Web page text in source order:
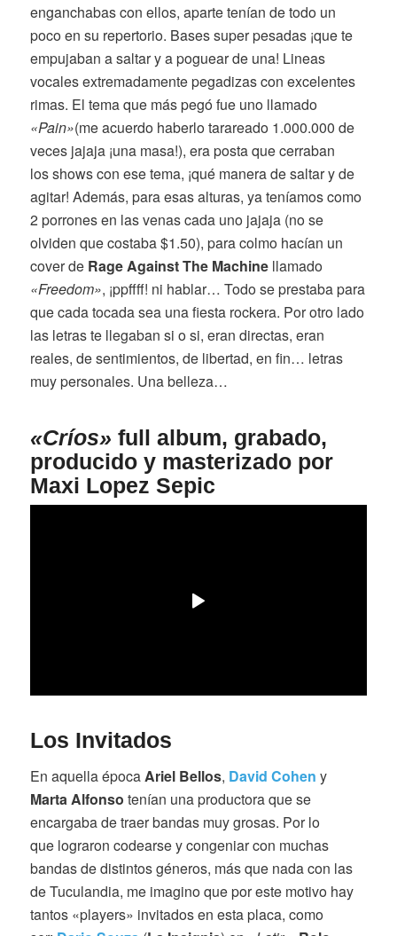
enganchabas con ellos, aparte tenían de todo un
poco en su repertorio. Bases super pesadas ¡que te
empujaban a saltar y a poguear de una! Lineas
vocales extremadamente pegadizas con excelentes
rimas. El tema que más pegó fue uno llamado
«Pain»(me acuerdo haberlo tarareado 1.000.000 de
veces jajaja ¡una masa!), era posta que cerraban
los shows con ese tema, ¡qué manera de saltar y de
agitar! Además, para esas alturas, ya teníamos como
2 porrones en las venas cada uno jajaja (no se
olviden que costaba $1.50), para colmo hacían un
cover de Rage Against The Machinellamado
«Freedom», ¡ppffff! ni hablar… Todo se prestaba para
que cada tocada sea una fiesta rockera. Por otro lado
las letras te llegaban si o si, eran directas, eran
reales, de sentimientos, de libertad, en fin… letras
muy personales. Una belleza…
«Críos» full album, grabado,
producido y masterizado por
Maxi Lopez Sepic
Los Invitados
En aquella épocaAriel Bellos, David Cohen y
Marta Alfonso tenían una productora que se
encargaba de traer bandas muy grosas. Por lo
que lograron codearse y congeniar con muchas
bandas de distintos géneros, más que nada con las
de Tuculandia, me imagino que por este motivo hay
tantos «players» invitados en esta placa, como